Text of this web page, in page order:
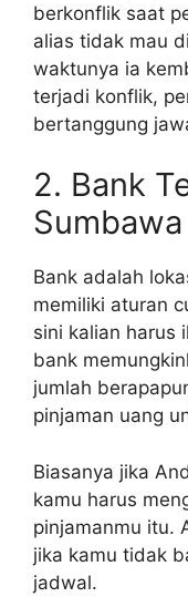
berkonflik saat
alias tidak mau
waktunya ia
terjadi konflik,
bertanggung
2. Bank
Sumbawa
Bank adalah
memiliki aturan
sini kalian harus
bank
jumlah
pinjaman uang
Biasanya jika
kamu harus
pinjamanmu itu.
jika kamu tidak
jadwal.